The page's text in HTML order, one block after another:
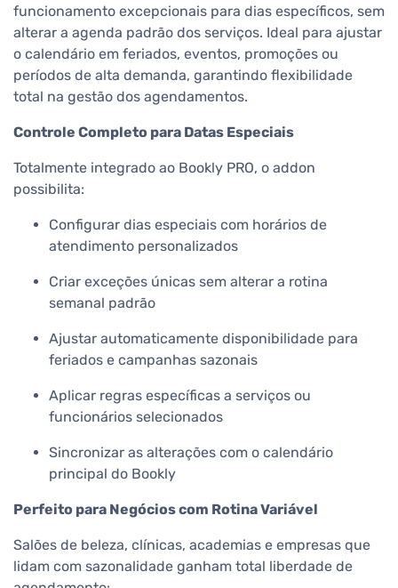
funcionamento excepcionais para dias específicos, sem
alterar a agenda padrão dos serviços. Ideal para ajustar
o calendário em feriados, eventos, promoções ou
períodos de alta demanda, garantindo flexibilidade
total na gestão dos agendamentos.
Controle Completo para Datas Especiais
Totalmente integrado ao Bookly PRO, o addon
possibilita:
Configurar dias especiais com horários de
atendimento personalizados
Criar exceções únicas sem alterar a rotina
semanal padrão
Ajustar automaticamente disponibilidade para
feriados e campanhas sazonais
Aplicar regras específicas a serviços ou
funcionários selecionados
Sincronizar as alterações com o calendário
principal do Bookly
Perfeito para Negócios com Rotina Variável
Salões de beleza, clínicas, academias e empresas que
lidam com sazonalidade ganham total liberdade de